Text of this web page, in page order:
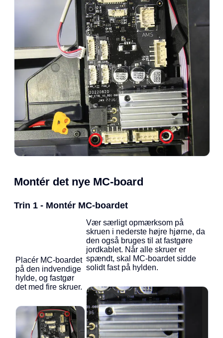
Montér det nye MC-board
Trin 1 - Montér MC-boardet
Placér MC-boardet
på den indvendige
hylde, og fastgør
det med fire skruer.
Vær særligt opmærksom på
skruen i nederste højre hjørne, da
den også bruges til at fastgøre
jordkablet. Når alle skruer er
spændt, skal MC-boardet sidde
solidt fast på hylden.